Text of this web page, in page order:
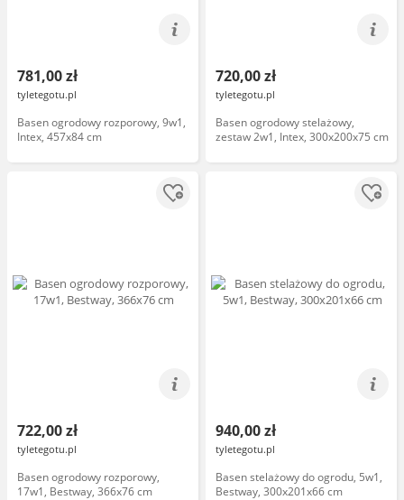
781,00 zł
tyletegotu.pl
Basen ogrodowy rozporowy, 9w1,
Intex, 457x84 cm
720,00 zł
tyletegotu.pl
Basen ogrodowy stelażowy,
zestaw 2w1, Intex, 300x200x75 cm
722,00 zł
tyletegotu.pl
Basen ogrodowy rozporowy,
17w1, Bestway, 366x76 cm
940,00 zł
tyletegotu.pl
Basen stelażowy do ogrodu, 5w1,
Bestway, 300x201x66 cm